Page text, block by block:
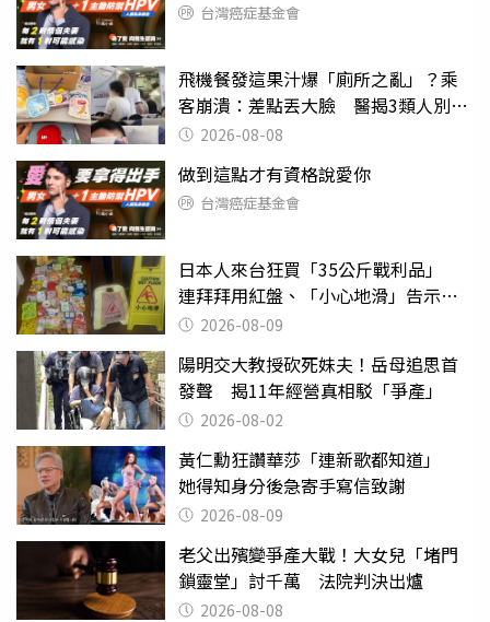
台灣癌症基金會
飛機餐發這果汁爆「廁所之亂」？乘
客崩潰：差點丟大臉 醫揭3類人別亂
喝 2026-08-08
做到這點才有資格說愛你
台灣癌症基金會
日本人來台狂買「35公斤戰利品」
連拜拜用紅盤、「小心地滑」告示牌
也帶回家
2026-08-09
陽明交大教授砍死妹夫！岳母追思首
發聲 揭11年經營真相駁「爭產」
2026-08-02
黃仁勳狂讚華莎「連新歌都知道」
她得知身分後急寄手寫信致謝
2026-08-09
老父出殯變爭產大戰！大女兒「堵門
鎖靈堂」討千萬 法院判決出爐
2026-08-08